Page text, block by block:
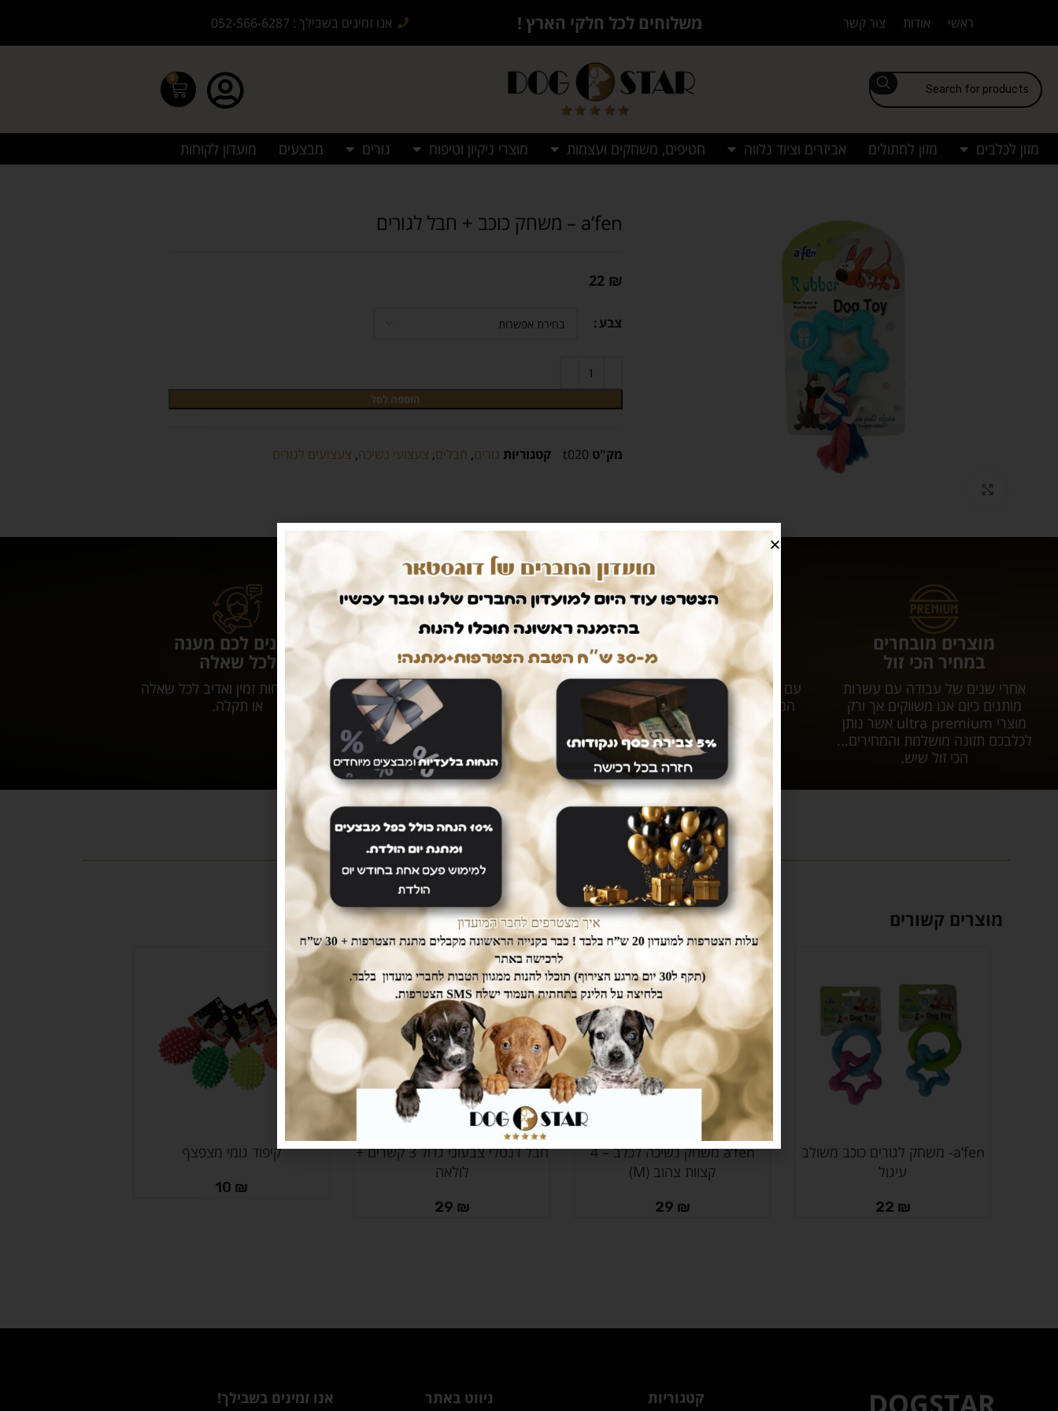
ראשי אודות צור קשר משלוחים לכל חלקי הארץ ! אנו זמינים בשבילך : 052-566-6287
0
מזון לכלבים מזון לחתולים אביזרים וציוד נלווה חטיפים, משחקים ועצמות מוצרי ניקיון וטיפוח גורים מבצעים מועדון לקוחות
a’fen – משחק כוכב + חבל לגורים
22 ₪
צבע
הוספה לסל
מק"ט t020 קטגוריות גורים, חבלים, צעצועי נשיכה, צעצועים לגורים
מוצרים מובחרים
במחיר הכי זול
אחרי שנים של עבודה עם עשרות
מותגים כיום אנו משווקים אך ורק
מוצרי ultra premium אשר נותן
לכלבכם תזונה מושלמת והמחירים...
הכי זול שיש.
עושים לכם חיים קלים
המשלוחים עלינו
עם dogstar אין צורך לצאת מהבית.
המשלוח יגיע אליכם עד הבית ללא
עלות נוספת.
דואגים לבטחון שלכם
רכישה בטוחה
ממשק הזמנות מאובטח ונגיש אשר
יחסוך לכם זמן יקר בהזמנת המוצרים.
נותנים לכם מענה
לכל שאלה
שירות לקוחות זמין ואדיב לכל שאלה
או תקלה.
מוצרים נוספים
מוצרים קשורים
בחר אפשרויותa’fen- משחק לגורים כוכב משולב
עיגול
22 ₪
SOLD
OUT
מידע נוסף
a’fen משחק נשיכה לכלב – 4
קצוות צהוב (M)
29 ₪
הוספה לסל
חבל דנטלי צבעוני גדול 3 קשרים +
לולאה
29 ₪
מידע נוסף קיפוד גומי מצפצף
10 ₪
קטגוריות ניווט באתר אנו זמינים בשבילך!